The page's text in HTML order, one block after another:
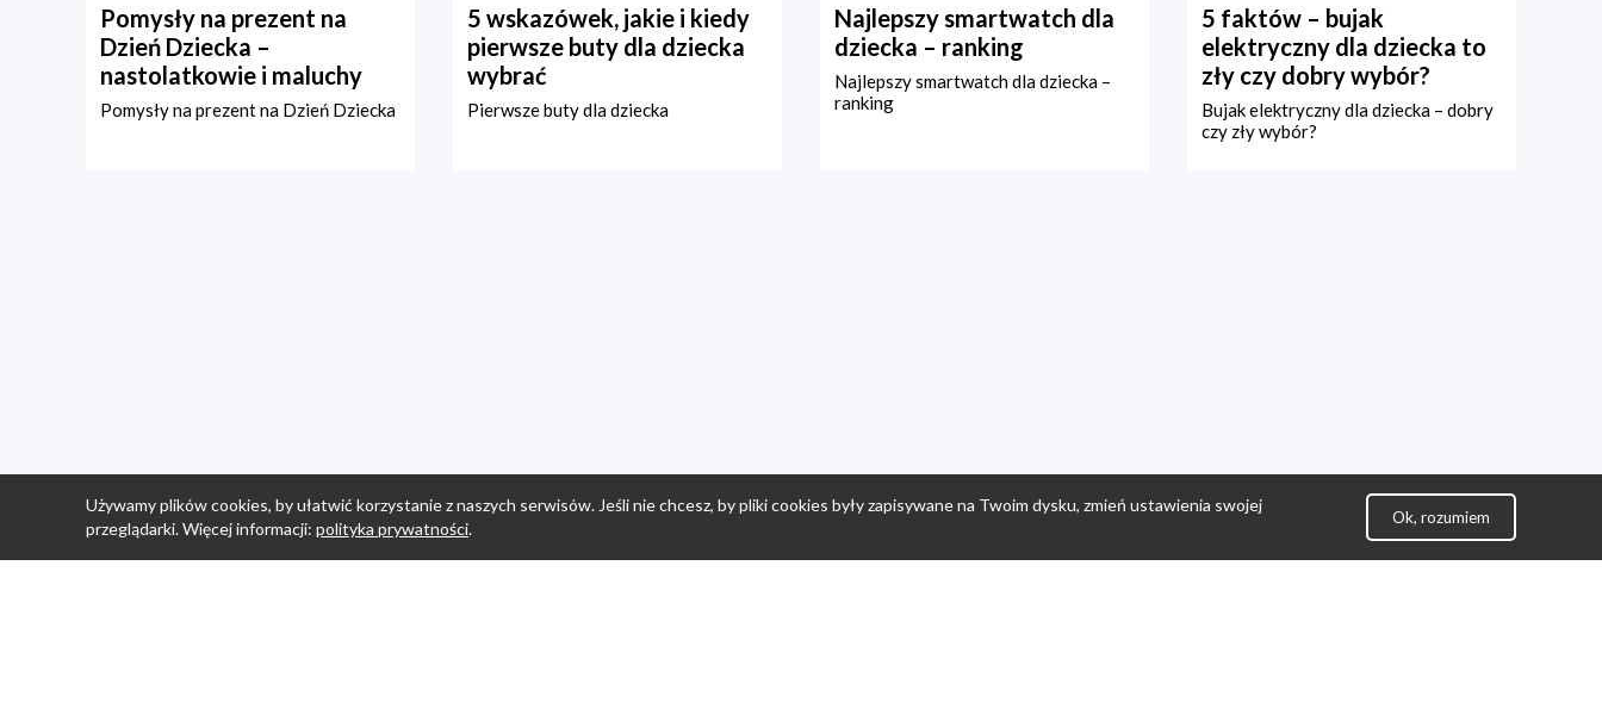
Pomysły na prezent na
Dzień Dziecka –
nastolatkowie i maluchy
Pomysły na prezent na Dzień Dziecka
5 wskazówek, jakie i kiedy
pierwsze buty dla dziecka
wybrać
Pierwsze buty dla dziecka
Najlepszy smartwatch dla
dziecka – ranking
Najlepszy smartwatch dla dziecka –
ranking
5 faktów – bujak
elektryczny dla dziecka to
zły czy dobry wybór?
Bujak elektryczny dla dziecka – dobry
czy zły wybór?
Używamy plików cookies, by ułatwić korzystanie z naszych serwisów. Jeśli nie chcesz, by pliki cookies były zapisywane na Twoim dysku, zmień ustawienia swojej
przeglądarki. Więcej informacji: polityka prywatności.
Ok, rozumiem